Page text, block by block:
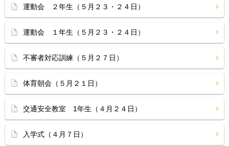
運動会 ２年生（５月２３・２４日）
運動会 １年生（５月２３・２４日）
不審者対応訓練（５月２７日）
体育朝会（５月２１日）
交通安全教室 1年生（４月２４日）
入学式（４月７日）